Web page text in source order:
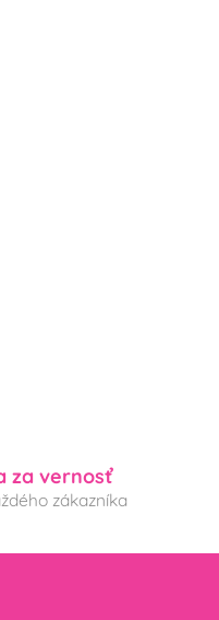
za vernosť
zákazníka